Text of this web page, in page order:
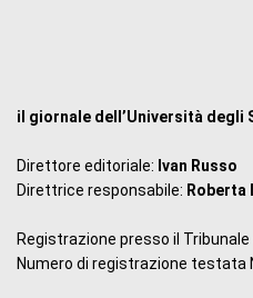
il giornale dell’Università degli
Direttore editoriale: Ivan Russo
Direttrice responsabile: Roberta
Registrazione presso il Tribunale
Numero di registrazione testata